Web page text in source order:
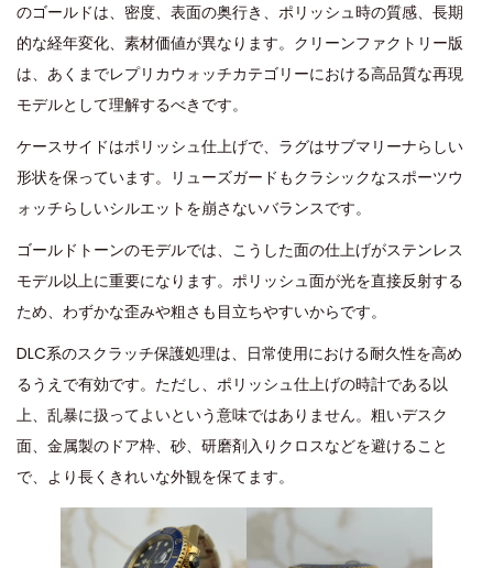
のゴールドは、密度、表面の奥行き、ポリッシュ時の質感、長期
的な経年変化、素材価値が異なります。クリーンファクトリー版
は、あくまでレプリカウォッチカテゴリーにおける高品質な再現
モデルとして理解するべきです。
ケースサイドはポリッシュ仕上げで、ラグはサブマリーナらしい
形状を保っています。リューズガードもクラシックなスポーツウ
ォッチらしいシルエットを崩さないバランスです。
ゴールドトーンのモデルでは、こうした面の仕上げがステンレス
モデル以上に重要になります。ポリッシュ面が光を直接反射する
ため、わずかな歪みや粗さも目立ちやすいからです。
DLC系のスクラッチ保護処理は、日常使用における耐久性を高め
るうえで有効です。ただし、ポリッシュ仕上げの時計である以
上、乱暴に扱ってよいという意味ではありません。粗いデスク
面、金属製のドア枠、砂、研磨剤入りクロスなどを避けること
で、より長くきれいな外観を保てます。